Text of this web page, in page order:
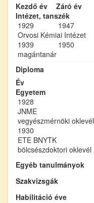
Kezdő év
Záró év
Intézet, tanszék
1929
1947
Orvosi Kémiai Intézet
1939
1950
magántanár
Diploma
Év
Egyetem
1928
JNME
vegyészmérnöki oklevél
1930
ETE BNYTK
bölcsészdoktori oklevél
Egyéb tanulmányok
Szakvizsgák
Habilitáció éve